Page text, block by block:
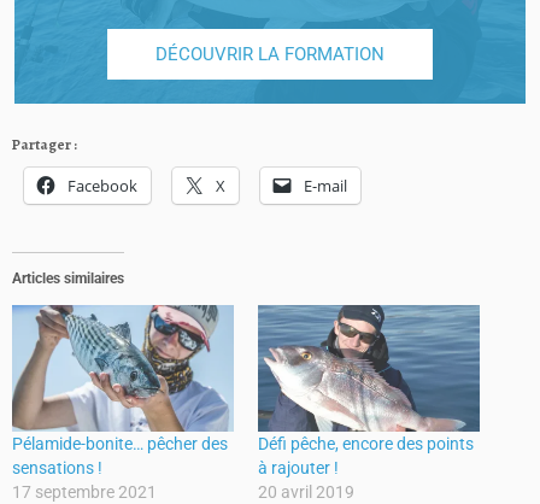
DÉCOUVRIR LA FORMATION
Partager :
Facebook X E-mail
Articles similaires
Pélamide-bonite… pêcher des
sensations !
17 septembre 2021
Défi pêche, encore des points
à rajouter !
20 avril 2019